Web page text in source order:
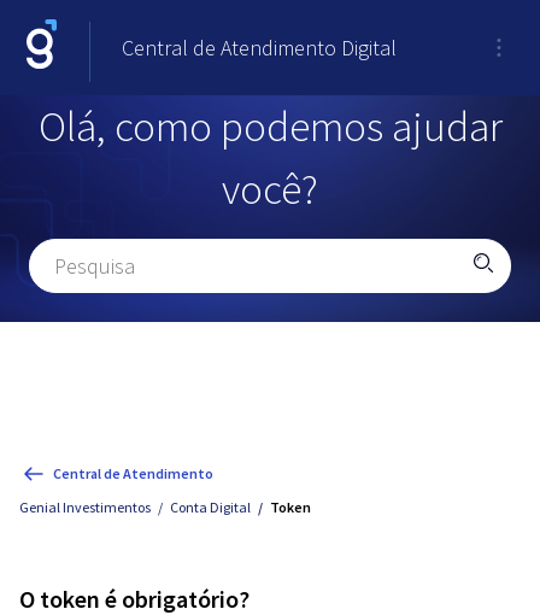
Central de Atendimento Digital
Olá, como podemos ajudar
você?
Central de Atendimento
Genial Investimentos
Conta Digital Token
O token é obrigatório?